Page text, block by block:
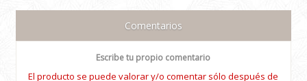
Comentarios
Escribe tu propio comentario
El producto se puede valorar y/o comentar sólo después de